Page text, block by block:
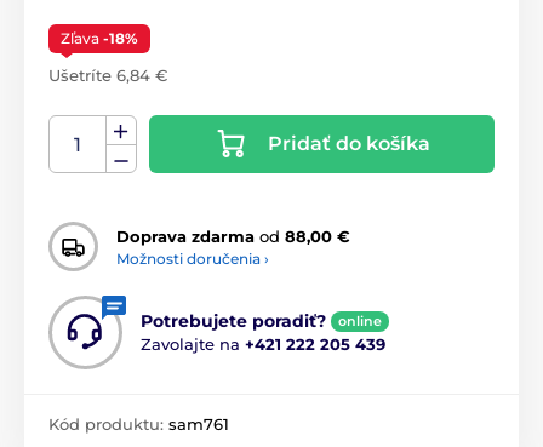
Zľava -18%
Ušetríte 6,84 €
Pridať do košíka
Doprava zdarma od 88,00 €
Možnosti doručenia ›
Potrebujete poradiť? online
Zavolajte na +421 222 205 439
Kód produktu: sam761